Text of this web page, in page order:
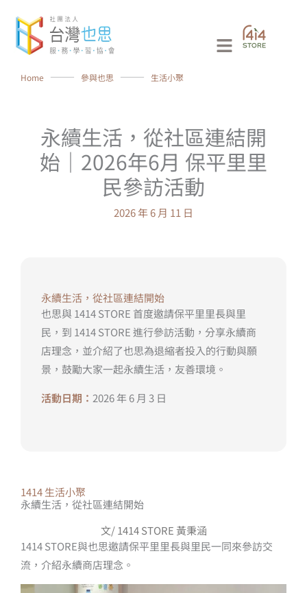
Main
Home ⸻ 參與也思 ⸻ 生活小聚
永續生活，從社區連結開
始｜2026年6月 保平里里
民參訪活動
2026 年 6 月 11 日
永續生活，從社區連結開始
也思與 1414 STORE 首度邀請保平里里長與里
民，到 1414 STORE 進行參訪活動，分享永續商
店理念，並介紹了也思為退縮者投入的行動與願
景，鼓勵大家一起永續生活，友善環境。
活動日期： 2026 年 6 月 3 日
1414 生活小聚
永續生活，從社區連結開始
文/ 1414 STORE 黃秉涵
1414 STORE與也思邀請保平里里長與里民一同來參訪交
流，介紹永續商店理念。